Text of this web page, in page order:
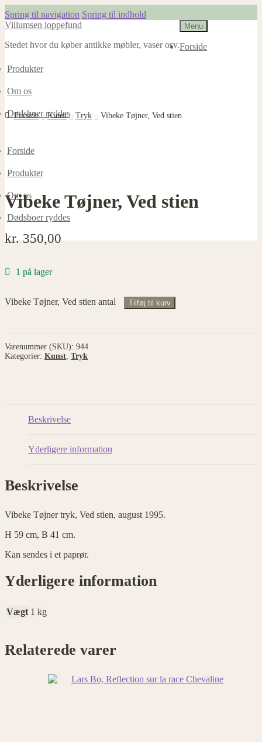
Spring til navigation Spring til indhold
Villumsen loppefund
Stedet hvor du køber antikke møbler, vaser osv.
Menu
Forside
Produkter
Om os
Dødsboer ryddes
Forside
Produkter
Om os
Dødsboer ryddes
Forside Kunst Tryk Vibeke Tøjner, Ved stien
Vibeke Tøjner, Ved stien
kr. 350,00
1 på lager
Vibeke Tøjner, Ved stien antal Tilføj til kurv
Varenummer (SKU): 944
Kategorier: Kunst Tryk
Beskrivelse
Yderligere information
Beskrivelse
Vibeke Tøjner tryk, Ved stien, august 1995.
H 59 cm, B 41 cm.
Kan sendes i et paprør.
Yderligere information
Vægt 1 kg
Relaterede varer